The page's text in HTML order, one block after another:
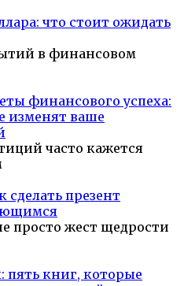
что стоит ожидать
в финансовом
финансового успеха:
изменят ваше
часто кажется
сделать презент
просто жест щедрости
книг, которые